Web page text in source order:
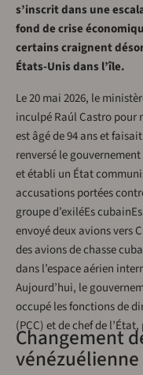
s’inscrit dans une
fond de crise
certains craignent
États-Unis dans l’île.
Le 20 mai 2026, le
inculpé Raúl Castro pour
est âgé de 94 ans et
renversé le
et établi un État
accusations portées
groupe d’exiléEs
envoyé deux avions vers
des avions de chasse
dans l’espace aérien
Aujourd’hui, le
occupé les fonctions de
(PCC) et de chef de
Changement
vénézuélienne